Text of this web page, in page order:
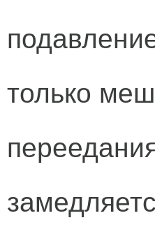
только